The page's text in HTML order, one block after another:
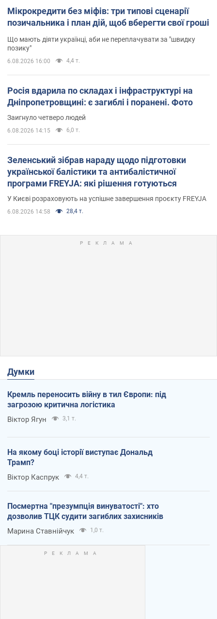
Мікрокредити без міфів: три типові сценарії
позичальника і план дій, щоб вберегти свої гроші
Що мають діяти українці, аби не переплачувати за "швидку
позику"
6.08.2026 16:00 4,4 т.
Росія вдарила по складах і інфраструктурі на
Дніпропетровщині: є загиблі і поранені. Фото
Заигнуло четверо людей
6.08.2026 14:15 6,0 т.
Зеленський зібрав нараду щодо підготовки
української балістики та антибалістичної
програми FREYJA: які рішення готуються
У Києві розраховують на успішне завершення проєкту FREYJA
6.08.2026 14:58 28,4 т.
Думки
Кремль переносить війну в тил Європи: під
загрозою критична логістика
Віктор Ягун 3,1 т.
На якому боці історії виступає Дональд
Трамп?
Віктор Каспрук 4,4 т.
Посмертна "презумпція винуватості": хто
дозволив ТЦК судити загиблих захисників
Марина Ставнійчук 1,0 т.